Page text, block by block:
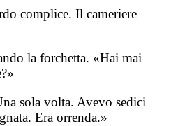
complice. Il cameriere
la forchetta. «Hai mai
sola volta. Avevo sedici
Era orrenda.»